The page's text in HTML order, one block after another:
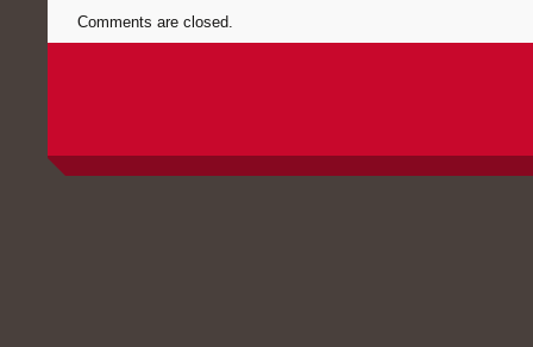
Comments are closed.